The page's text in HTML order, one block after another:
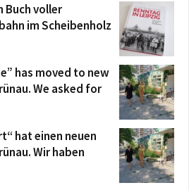
Buch voller
im Scheibenholz
has moved to new
We asked for
hat einen neuen
Wir haben